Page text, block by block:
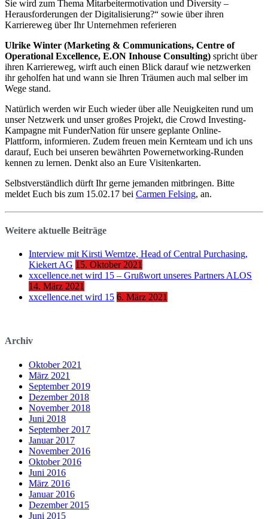
Sie wird zum Thema Mitarbeitermotivation und Diversity –
Herausforderungen der Digitalisierung?“ sowie über ihren
Karriereweg über Ihr Unternehmen referieren
Ulrike Winter (Marketing & Communications, Centre of
Operational Excellence, E.ON Inhouse Consulting) spricht über
ihren Karriereweg, wirft auch einen Blick darauf wie netzwerken
ihr geholfen hat und wann sie Ihren Träumen auch mal selber im
Wege stand.
Natürlich werden wir Euch wieder über alle Neuigkeiten rund um
unser Netzwerk und unser großes Projekt, die Crowd Investing-
Kampagne mit FunderNation für unsere geplante Online-
Plattform, informieren. Zudem freuen mein Kernteam und ich uns
darauf, Euch bei unseren bewährten Powernetworking-Runden
kennen zu lernen. Denkt also an Eure Visitenkarten.
Selbstverständlich dürft Ihr gerne jemanden mitbringen. Bitte
meldet Euch bis zum 15.02.17 bei Carmen Felsing, an.
Weitere aktuelle Beiträge
Interview mit Kirsti Werntze, Head of Central Purchasing,
Kiekert AG 15. Oktober 2021
xxcellence.net wird 15 – Grußwort unseres Partners ALOS
14. März 2021
xxcellence.net wird 15 6. März 2021
Archiv
Oktober 2021
März 2021
September 2019
Dezember 2018
November 2018
Juni 2018
September 2017
Januar 2017
November 2016
Oktober 2016
Juni 2016
März 2016
Januar 2016
Dezember 2015
Juni 2015